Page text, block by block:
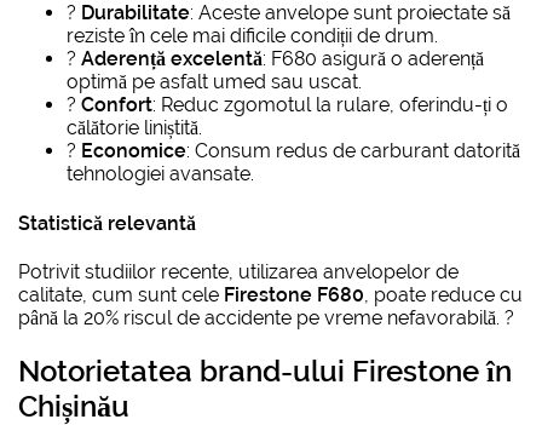
?️ Durabilitate: Aceste anvelope sunt proiectate să
reziste în cele mai dificile condiții de drum.
? Aderență excelentă: F680 asigură o aderență
optimă pe asfalt umed sau uscat.
? Confort: Reduc zgomotul la rulare, oferindu-ți o
călătorie liniștită.
? Economice: Consum redus de carburant datorită
tehnologiei avansate.
Statistică relevantă
Potrivit studiilor recente, utilizarea anvelopelor de
calitate, cum sunt cele Firestone F680 , poate reduce cu
până la 20% riscul de accidente pe vreme nefavorabilă. ?
Notorietatea brand-ului Firestone în
Chișinău